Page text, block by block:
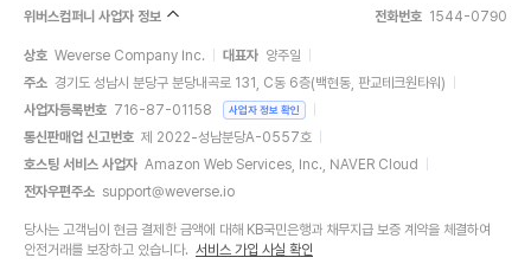
위버스컴퍼니 사업자 정보 전화번호 1544-0790
상호 Weverse Company Inc. 대표자 양주일
주소 경기도 성남시 분당구 분당내곡로 131, C동 6층(백현동, 판교테크원타워)
사업자등록번호 716-87-01158 사업자 정보 확인
통신판매업 신고번호 제 2022-성남분당A-0557호
호스팅 서비스 사업자 Amazon Web Services, Inc., NAVER Cloud
전자우편주소 support@weverse.io
당사는 고객님이 현금 결제한 금액에 대해 KB국민은행과 채무지급 보증 계약을 체결하여
안전거래를 보장하고 있습니다. 서비스 가입 사실 확인